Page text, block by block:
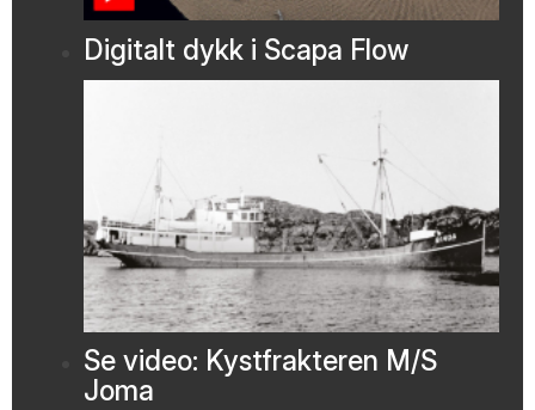
Digitalt dykk i Scapa Flow
Se video: Kystfrakteren M/S
Joma